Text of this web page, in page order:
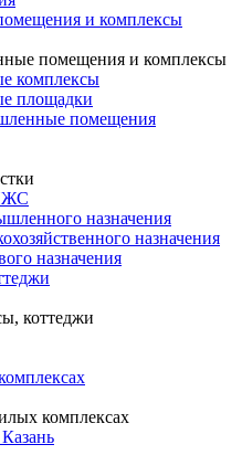
и комплексы
помещения и комплексы
комплексы
площадки
помещения
назначения
назначения
назначения
коттеджи
комплексах